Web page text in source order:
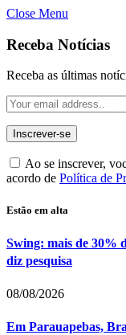
Close Menu
Receba Notícias
Receba as últimas
Ao se inscrever,
acordo de Política de
Estão em alta
Swing: mais de 30%
diz pesquisa
08/08/2026
Em Parauapebas,